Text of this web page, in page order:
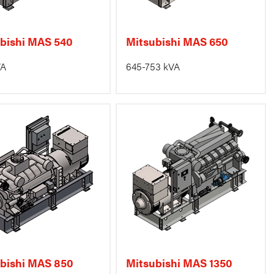
MAS 540 Mitsubishi MAS 650
645-753 kVA
MAS 850 Mitsubishi MAS 1350